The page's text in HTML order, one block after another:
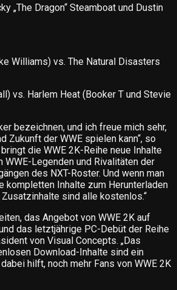
„The Dragon“ Steamboat und Dustin
Williams) vs. The Natural Disasters
vs. Harlem Heat (Booker T und Stevie
bezeichnen, und ich freue mich sehr,
Zukunft der WWE spielen kann“, so
die WWE 2K-Reihe neue Inhalte
WWE-Legenden und Rivalitäten der
des NXT-Roster. Und wenn man
kompletten Inhalte zum Herunterladen
sind alle kostenlos.“
das Angebot von WWE 2K auf
das letztjährige PC-Debüt der Reihe
von Visual Concepts. „Das
Download-Inhalte sind ein
hilft, noch mehr Fans von WWE 2K